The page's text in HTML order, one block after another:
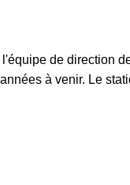
de direction
à venir. Le